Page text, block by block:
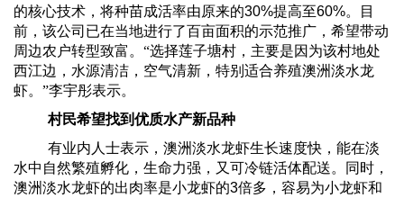
的核心技术，将种苗成活率由原来的30%提高至60%。目
前，该公司已在当地进行了百亩面积的示范推广，希望带动
周边农户转型致富。“选择莲子塘村，主要是因为该村地处
西江边，水源清洁，空气清新，特别适合养殖澳洲淡水龙
虾。”李宇彤表示。
村民希望找到优质水产新品种
有业内人士表示，澳洲淡水龙虾生长速度快，能在淡
水中自然繁殖孵化，生命力强，又可冷链活体配送。同时，
澳洲淡水龙虾的出肉率是小龙虾的3倍多，容易为小龙虾和